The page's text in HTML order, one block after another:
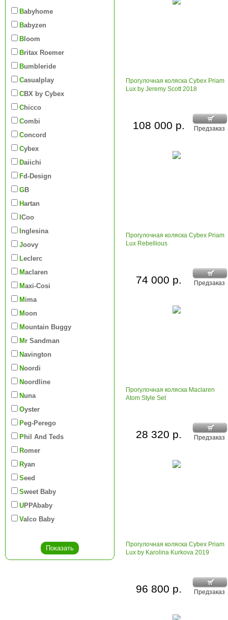
Babyhome
Babyzen
Bloom
Britax Roemer
Bumbleride
Casualplay
CBX by Cybex
Chicco
Combi
Concord
Cybex
Daiichi
Fd-Design
GB
Hartan
iCoo
Inglesina
Joovy
Leclerc
Maclaren
Maxi-Cosi
Mima
Moon
Mountain Buggy
Mr Sandman
Navington
Noordi
Noordline
Nuna
Oyster
Peg-Perego
Phil And Teds
Romer
Ryan
Seed
Sweet Baby
UPPAbaby
Valco Baby
Прогулочная коляска Cybex Priam
Lux by Jeremy Scott 2018
Предзаказ
108 000 р.
Прогулочная коляска Cybex Priam
Lux Rebellious
Предзаказ
74 000 р.
Прогулочная коляска Maclaren
Atom Style Set
Предзаказ
28 320 р.
Прогулочная коляска Cybex Priam
Lux by Karolina Kurkova 2019
Предзаказ
96 800 р.